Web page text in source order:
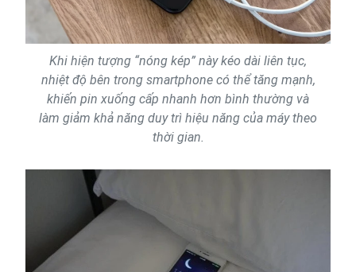
Khi hiện tượng “nóng kép” này kéo dài liên tục,
nhiệt độ bên trong smartphone có thể tăng mạnh,
khiến pin xuống cấp nhanh hơn bình thường và
làm giảm khả năng duy trì hiệu năng của máy theo
thời gian.